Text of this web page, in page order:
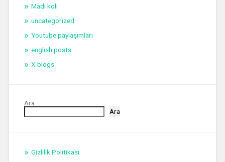
Madi koli
uncategorized
Youtube paylaşımları
english posts
X blogs
Ara
Ara
Gizlilik Politikası